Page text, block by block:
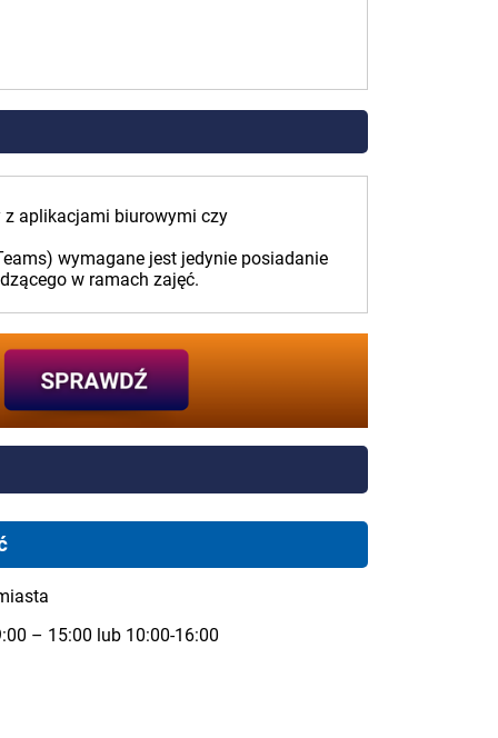
z aplikacjami biurowymi czy
wymagane jest jedynie posiadanie
w ramach zajęć.
– 15:00 lub 10:00-16:00